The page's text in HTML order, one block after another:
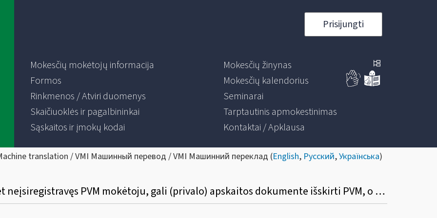
Prisijungti
Mokesčių mokėtojų informacija
Formos
Rinkmenos / Atviri duomenys
Skaičiuoklės ir pagalbininkai
Sąskaitos ir įmokų kodai
Mokesčių žinynas
Mokesčių kalendorius
Seminarai
Tarptautinis apmokestinimas
Kontaktai / Apklausa
translation / VMI Машинный перевод / VMI Машинний переклад (English, Русский,Українська)
Ar asmuo, viršijęs 45 000 eurų ribą, bet neįsiregistravęs PVM mokėtoju, gali (privalo) apskaitos dokumente išskirti PVM, o pirkėjas turi teisę tokį PVM atskaityti įprasta tvarka?